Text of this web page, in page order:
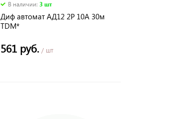
В наличии:3 шт
Диф автомат АД12 2Р 10А 30м
TDM*
561 руб. / шт